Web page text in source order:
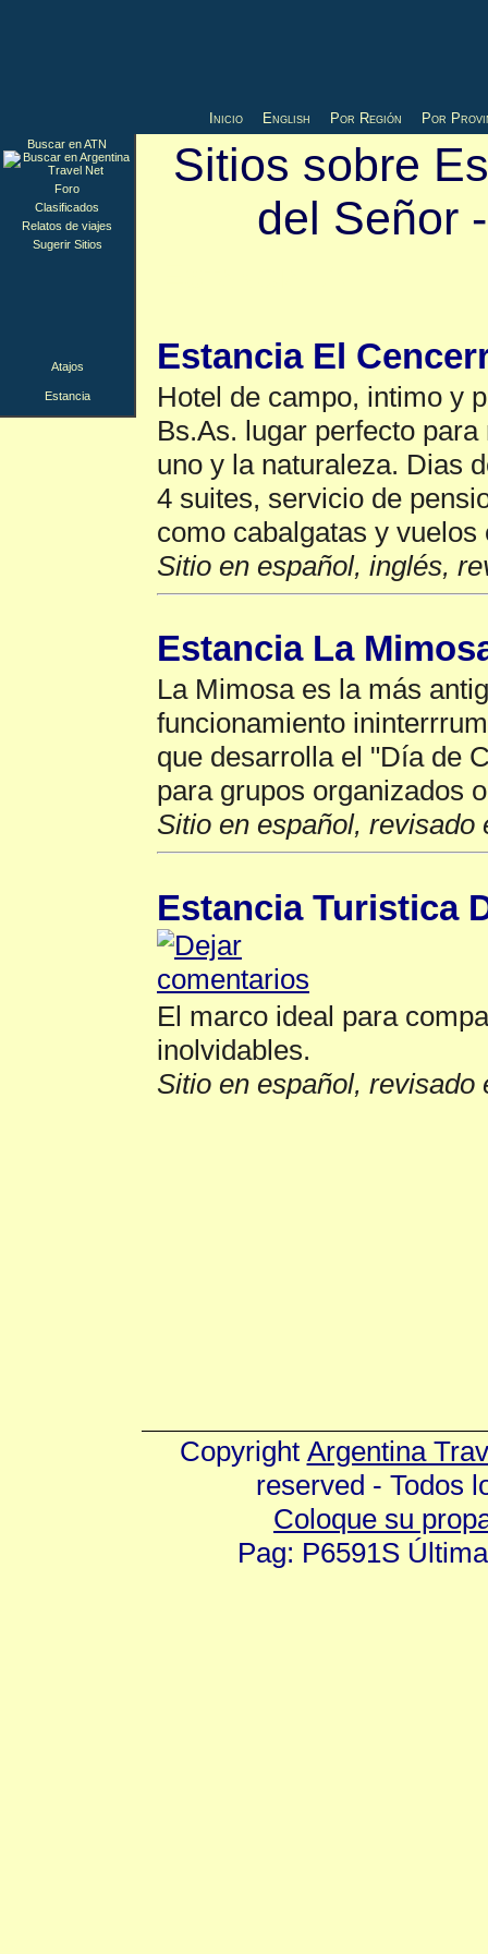
Inicio English Por Región Por
Sitios sobre
del Señor
Estancia El
Hotel de campo, intimo y
Bs.As. lugar perfecto
uno y la naturaleza. Dias
4 suites, servicio de
como cabalgatas y vuelos
Sitio en español, inglés,
Estancia La
La Mimosa es la más
funcionamiento
que desarrolla el "Día de
para grupos organizados
Sitio en español, revisado
Estancia Turistica
El marco ideal para
inolvidables.
Sitio en español, revisado
Buscar en ATN
Foro
Clasificados
Relatos de viajes
Sugerir Sitios
Atajos
Estancia
Copyright Argentina
reserved - Todos
Coloque su
Pag: P6591S